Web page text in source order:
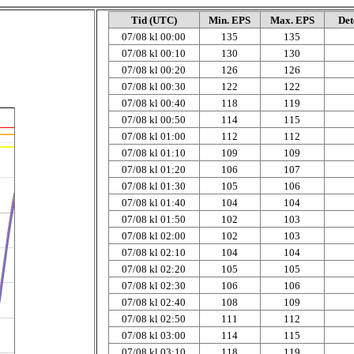
Tid (UTC) Min. EPS Max. EPS
07/08 kl 00:00
135
135
07/08 kl 00:10
130
130
07/08 kl 00:20
126
126
07/08 kl 00:30
122
122
07/08 kl 00:40
118
119
07/08 kl 00:50
114
115
07/08 kl 01:00
112
112
07/08 kl 01:10
109
109
07/08 kl 01:20
106
107
07/08 kl 01:30
105
106
07/08 kl 01:40
104
104
07/08 kl 01:50
102
103
07/08 kl 02:00
102
103
07/08 kl 02:10
104
104
07/08 kl 02:20
105
105
07/08 kl 02:30
106
106
07/08 kl 02:40
108
109
07/08 kl 02:50
111
112
07/08 kl 03:00
114
115